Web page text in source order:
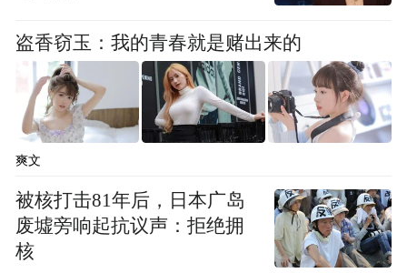
不过从足协与教练组的态度分析，百场仪式
早已敲定落地，不会轻易取消，球队层面主
观上全力促成武磊里程碑圆梦。仪式摆在赛
条件勉强达标，教练大概率会在中泰之战下
半场安排短暂替补出场，完成百场打卡。过
盗香窃玉：我的青春就是赌出来的
爽文
被核打击81年后，日本广岛
废墟旁响起抗议声：拒绝拥
核